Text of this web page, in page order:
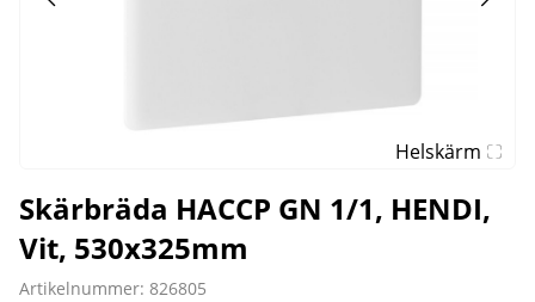
Helskärm
Skärbräda HACCP GN 1/1, HENDI,
Vit, 530x325mm
Artikelnummer: 826805